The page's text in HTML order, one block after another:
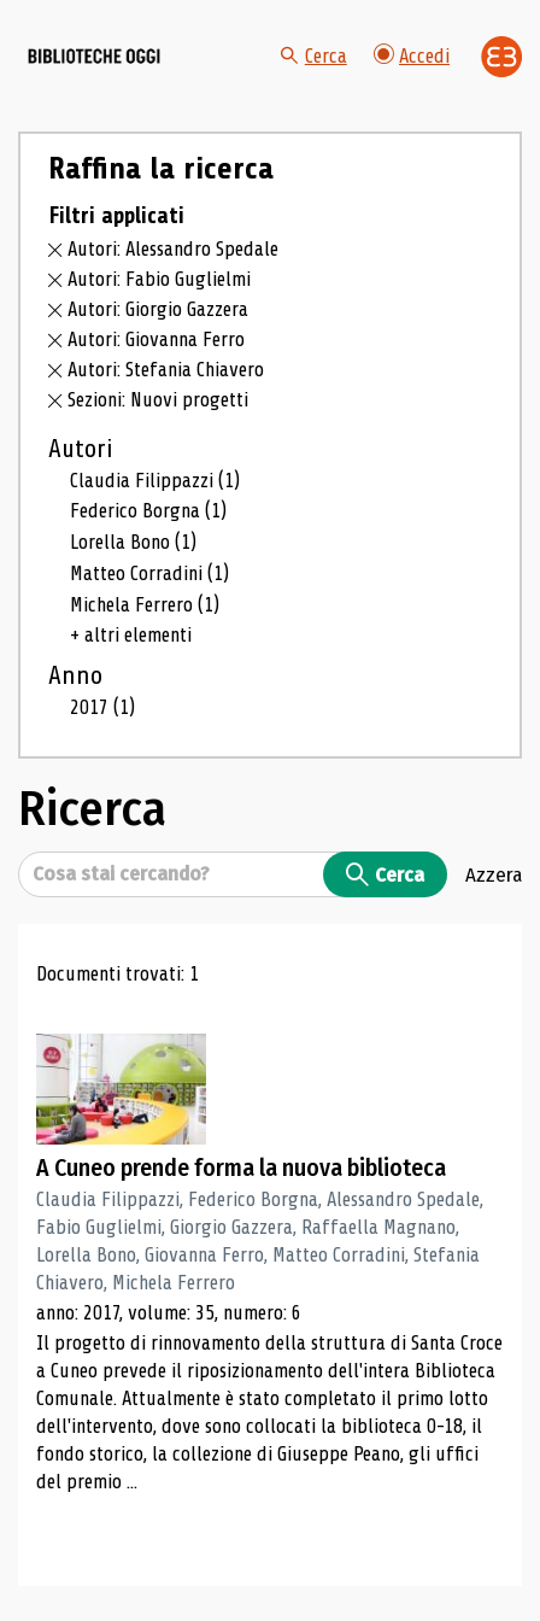
Cerca Accedi
Raffina la ricerca
Filtri applicati
Autori: Alessandro Spedale
Autori: Fabio Guglielmi
Autori: Giorgio Gazzera
Autori: Giovanna Ferro
Autori: Stefania Chiavero
Sezioni: Nuovi progetti
Autori
Claudia Filippazzi(1)
Federico Borgna(1)
Lorella Bono(1)
Matteo Corradini(1)
Michela Ferrero(1)
+ altri elementi
Anno
2017(1)
Ricerca
Cerca Cerca Azzera
Risultati di ricerca
Documenti trovati: 1
A Cuneo prende forma la nuova biblioteca
Claudia Filippazzi, Federico Borgna, Alessandro Spedale,
Fabio Guglielmi, Giorgio Gazzera, Raffaella Magnano,
Lorella Bono, Giovanna Ferro, Matteo Corradini, Stefania
Chiavero, Michela Ferrero
anno: 2017, volume: 35, numero: 6
Il progetto di rinnovamento della struttura di Santa Croce
a Cuneo prevede il riposizionamento dell'intera Biblioteca
Comunale. Attualmente è stato completato il primo lotto
dell'intervento, dove sono collocati la biblioteca 0-18, il
fondo storico, la collezione di Giuseppe Peano, gli uffici
del premio ...